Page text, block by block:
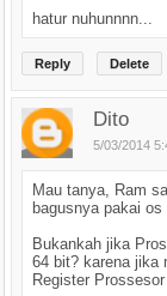
hatur nuhunnnn...
Reply Delete
Dito
5/03/2014
Mau tanya, Ram
bagusnya pakai
Bukankah jika
64 bit? karena jika
Register